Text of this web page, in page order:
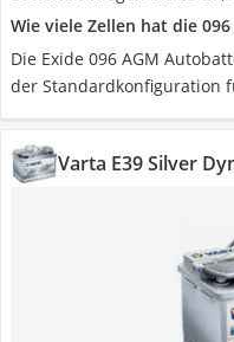
Wie viele Zellen hat die
Die Exide 096 AGM
der Standardkonfiguration
Varta E39 Silver